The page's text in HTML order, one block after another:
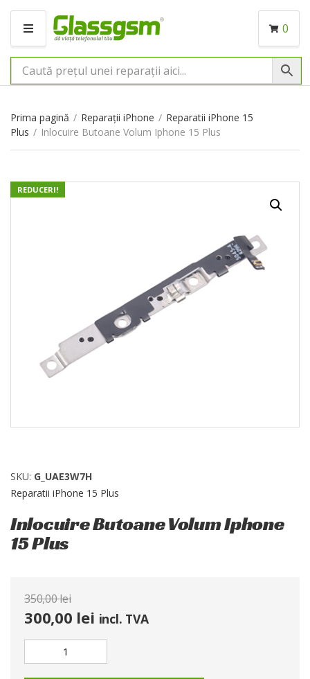
M
N
I
0
Prima pagină / Reparații iPhone / Reparatii iPhone 15
Plus / Inlocuire Butoane Volum Iphone 15 Plus
REDUCERI!
SKU: G_UAE3W7H
Reparatii iPhone 15 Plus
Inlocuire Butoane Volum Iphone
15 Plus
350,00lei
300,00 lei incl. TVA